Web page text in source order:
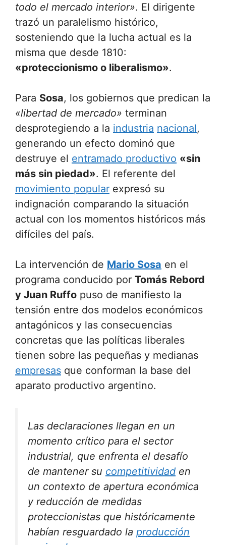
todo el mercado interior». El dirigente
trazó un paralelismo histórico,
sosteniendo que la lucha actual es la
misma que desde 1810:
«proteccionismo o liberalismo».
Para Sosa, los gobiernos que predican la
«libertad de mercado» terminan
desprotegiendo a la industria nacional,
generando un efecto dominó que
destruye el entramado productivo «sin
más sin piedad». El referente del
movimiento popular expresó su
indignación comparando la situación
actual con los momentos históricos más
difíciles del país.
La intervención de Mario Sosa en el
programa conducido por Tomás Rebord
y Juan Ruffo puso de manifiesto la
tensión entre dos modelos económicos
antagónicos y las consecuencias
concretas que las políticas liberales
tienen sobre las pequeñas y medianas
empresas que conforman la base del
aparato productivo argentino.
Las declaraciones llegan en un
momento crítico para el sector
industrial, que enfrenta el desafío
de mantener su competitividad en
un contexto de apertura económica
y reducción de medidas
proteccionistas que históricamente
habían resguardado la producción